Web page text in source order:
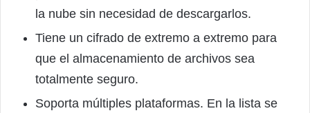
la nube sin necesidad de descargarlos.
Tiene un cifrado de extremo a extremo para
que el almacenamiento de archivos sea
totalmente seguro.
Soporta múltiples plataformas. En la lista se